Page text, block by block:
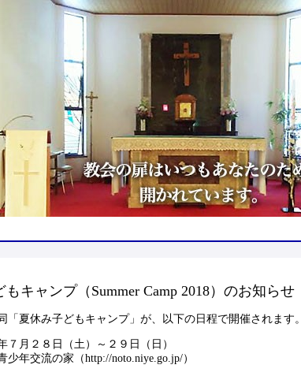
もキャンプ（Summer Camp 2018）のお知らせ
「夏休み子どもキャンプ」が、以下の日程で開催されます。
月２８日（土）～２９日（日）
年交流の家（http://noto.niye.go.jp/）